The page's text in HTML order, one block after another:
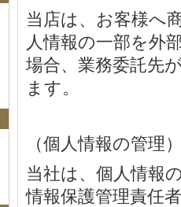
当店は、お客様へ
人情報の一部を外
場合、業務委託先
ます。
（個人情報の管理
当社は、個人情報
情報保護管理責任